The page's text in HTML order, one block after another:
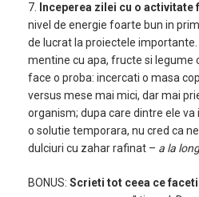
7. Inceperea zilei cu o activitate
nivel de energie foarte bun in
de lucrat la proiectele
mentine cu apa, fructe si legume
face o proba: incercati o masa
versus mese mai mici, dar mai
organism; dupa care dintre ele
o solutie temporara, nu cred ca
dulciuri cu zahar rafinat – a la long
BONUS: Scrieti tot ceea ce